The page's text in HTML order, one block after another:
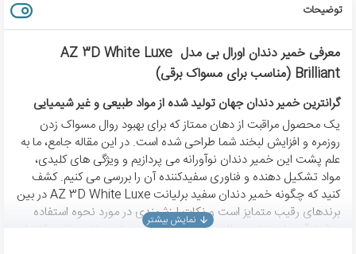
توضیحات
معرفی خمیر دندان اورال بی مدل AZ 3D White Luxe
Brilliant (مناسب برای مسواک برقی)
گرانترین خمیر دندان جهان تولید شده از مواد طبیعی و غیر شیمیایی
یک محصول مراقبت از دهان ممتاز که برای بهبود روال مسواک زدن
روزمره و افزایش لبخند شما طراحی شده است. در این مقاله جامع، ما به
علم پشت این خمیر دندان نوآورانه می پردازیم و ویژگی های کلیدی،
مواد تشکیل دهنده و فناوری سفیدکننده آن را بررسی می کنیم. کشف
کنید که چگونه خمیر دندان سفید برلیانت AZ 3D White Luxe در بین
برندهای رقیب متمایز است و نکات ارزشمندی در مورد نحوه استفاده
موثر از آن برای نتایج مطلوب بیاموزید. نظرات و توصیفات واقعی کاربران